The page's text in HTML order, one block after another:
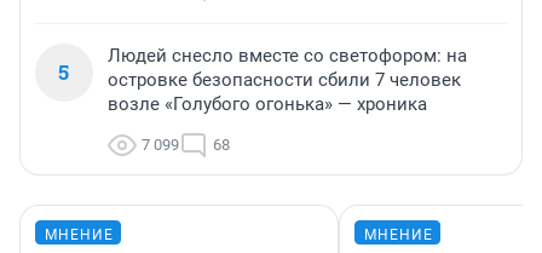
5
Людей снесло вместе со светофором: на
островке безопасности сбили 7 человек
возле «Голубого огонька» — хроника
7 099 68
МНЕНИЕ МНЕНИЕ